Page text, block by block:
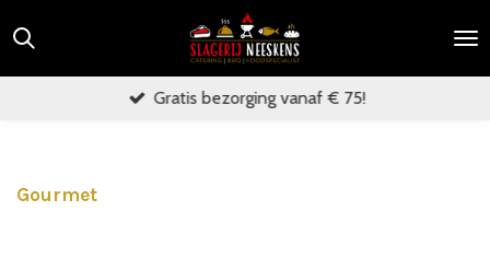
direct
naar
Gratis bezorging vanaf € 75!
Gourmet